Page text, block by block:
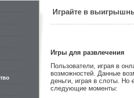
Играйте в
Игры для развлечения
Пользователи, играя в
возможностей. Данные
деньги, играя в слоты. Но
следующие моменты: